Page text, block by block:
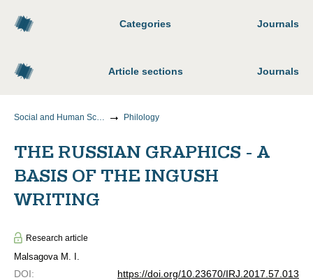
Categories Journals
Article sections Journals
Social and Human Sciences Philology
THE RUSSIAN GRAPHICS - A
BASIS OF THE INGUSH
WRITING
Research article
Malsagova M. I.
DOI:
https://doi.org/10.23670/IRJ.2017.57.013